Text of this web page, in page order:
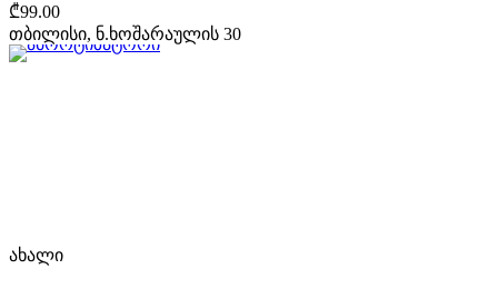
₾99.00
თბილისი, ნ.ხოშარაულის 30
ახალი